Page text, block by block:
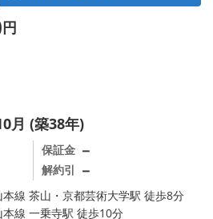
円
月 (築38年)
保証金 －
解約引 －
線 茶山・京都芸術大学駅 徒歩8分
線 一乗寺駅 徒歩10分